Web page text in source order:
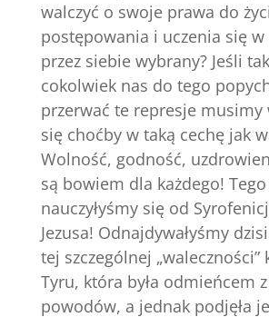
walczyć o swoje prawa do
postępowania i uczenia się
przez siebie wybrany? Jeśli
cokolwiek nas do tego
przerwać te represje musimy
się choćby w taką cechę jak
Wolność, godność,
są bowiem dla każdego! Tego
nauczyłyśmy się od
Jezusa! Odnajdywałyśmy
tej szczególnej „waleczności”
Tyru, która była odmieńcem
powodów, a jednak podjęła